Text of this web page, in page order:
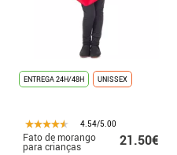
ENTREGA 24H/48H UNISSEX
4.54/5.00
Fato de morango
para crianças 21.50€